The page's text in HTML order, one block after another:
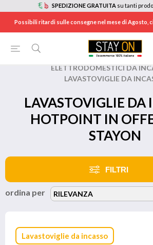
SPEDIZIONE GRATUITA su tanti
Possibili ritardi sulle consegne nel mese di Agosto,
BRANDS /
ELETTRODOMESTICI DA
LAVASTOVIGLIE DA
LAVASTOVIGLIE DA
HOTPOINT IN
STAYON
FILTRI
ordina per
Lavastoviglie da incasso